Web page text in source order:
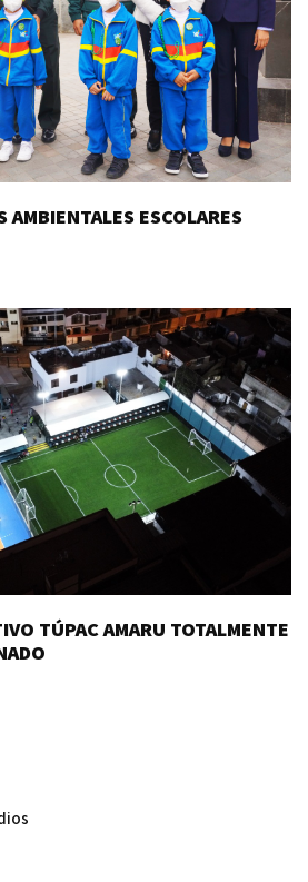
AMBIENTALES ESCOLARES
TÚPAC AMARU TOTALMENTE